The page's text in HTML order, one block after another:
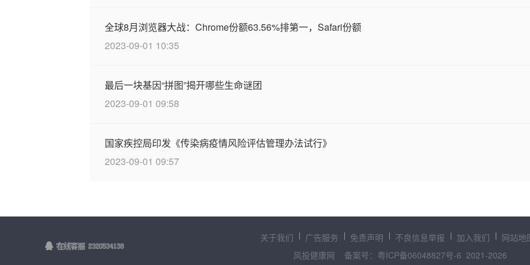
全球8月浏览器大战：Chrome份额63.56%排第一，Safari份额
2023-09-01 10:35
最后一块基因“拼图”揭开哪些生命谜团
2023-09-01 09:58
国家疾控局印发《传染病疫情风险评估管理办法试行》
2023-09-01 09:57
关于我们 广告服务 免责声明 不良信息举报 加入我们
网站地
风投健康网
备案号：粤ICP备06048827号-6 2021-2026